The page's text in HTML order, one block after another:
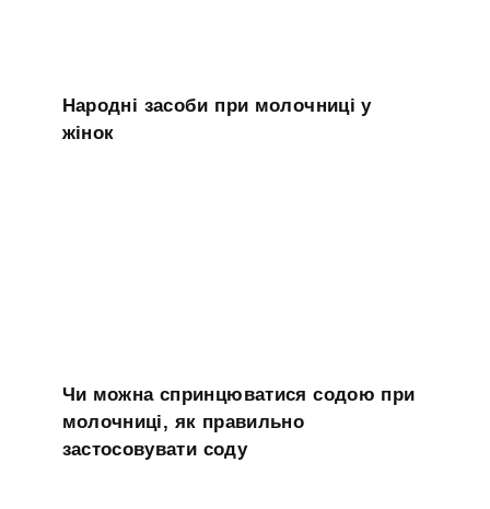
Народні засоби при молочниці у
жінок
Чи можна спринцюватися содою при
молочниці, як правильно
застосовувати соду